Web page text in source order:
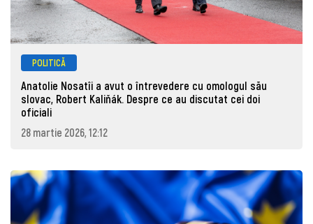
POLITICĂ
Anatolie Nosatîi a avut o întrevedere cu omologul său
slovac, Robert Kaliňák. Despre ce au discutat cei doi
oficiali
28 martie 2026, 12:12